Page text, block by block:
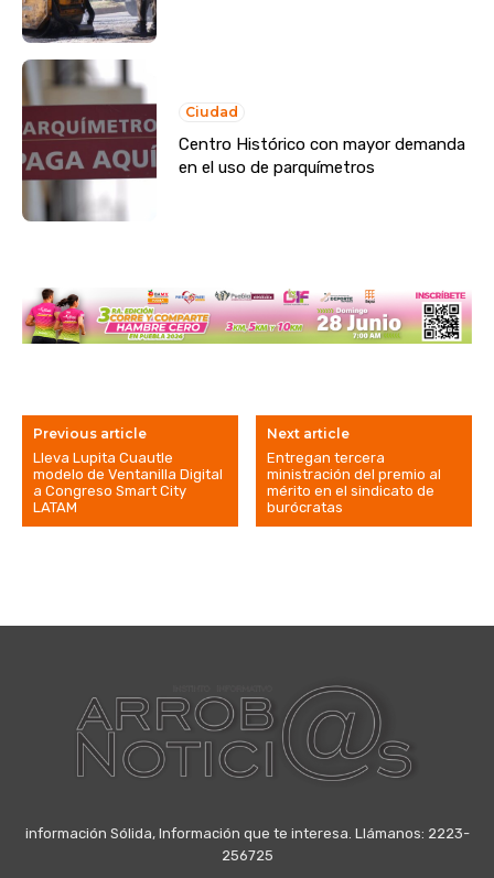
Ciudad
Centro Histórico con mayor demanda
en el uso de parquímetros
Previous article
Lleva Lupita Cuautle
modelo de Ventanilla Digital
a Congreso Smart City
LATAM
Next article
Entregan tercera
ministración del premio al
mérito en el sindicato de
burócratas
información Sólida, Información que te interesa. Llámanos: 2223-
256725